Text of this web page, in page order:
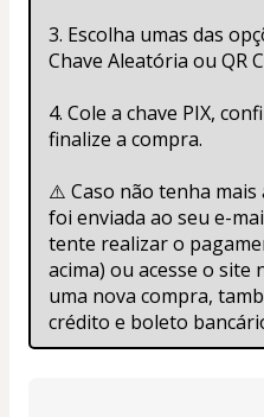
3. Escolha umas das
Chave Aleatória ou QR
4. Cole a chave PIX,
finalize a compra.
⚠️ Caso não tenha mais
foi enviada ao seu e-
tente realizar o
acima) ou acesse o site
uma nova compra,
crédito e boleto